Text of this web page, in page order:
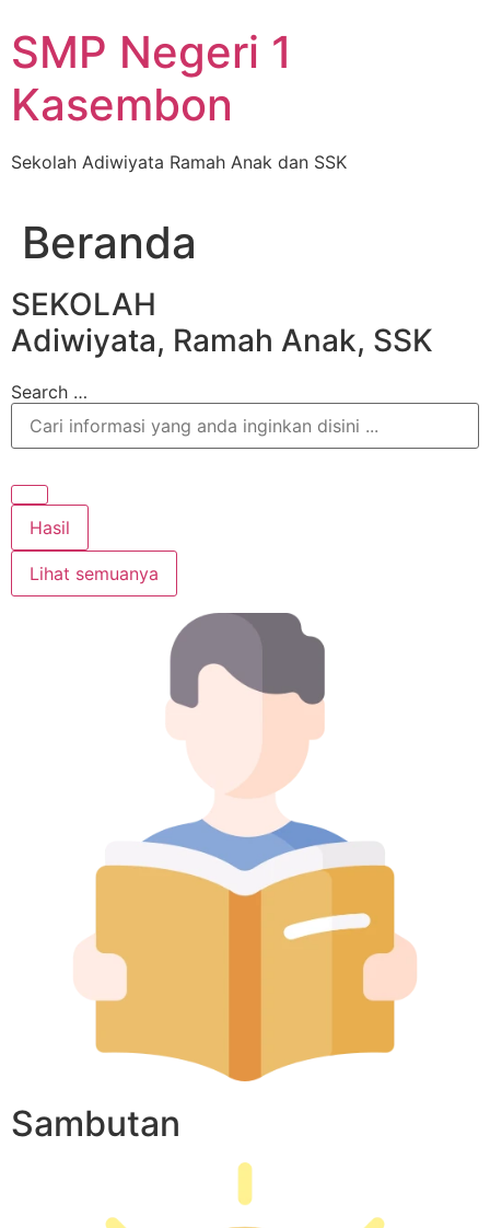
to
content
SMP Negeri 1
Kasembon
Sekolah Adiwiyata Ramah Anak dan SSK
Beranda
SEKOLAH
Adiwiyata, Ramah Anak, SSK
Search …
Hasil
Lihat semuanya
Sambutan